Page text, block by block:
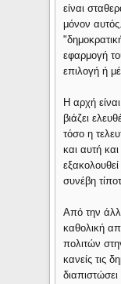
είναι
μόνον
εφαρμογή
επιλογή ή
Η αρχή
βιάζει
τόσο η
και αυτή
συνέβη
Από την
καθολική
πολιτών
κανείς τις
διαπιστώσει